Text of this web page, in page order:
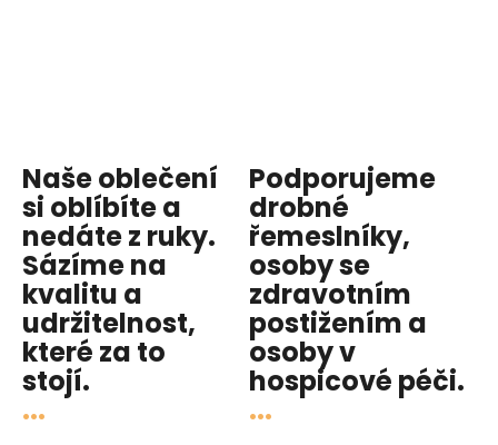
Naše oblečení
si oblíbíte a
nedáte z ruky.
Sázíme na
kvalitu a
udržitelnost,
které za to
stojí.
...
Podporujeme
drobné
řemeslníky,
osoby se
zdravotním
postižením a
osoby v
hospicové péči.
...